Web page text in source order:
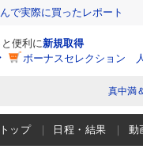
で実際に買ったレポート
と便利に新規取得
ボーナスセレクション
真中満
ップ 日程・結果 動